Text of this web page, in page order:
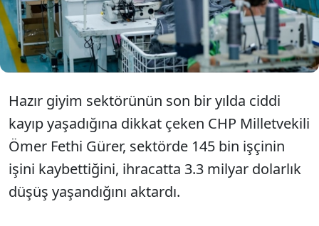
oldu.
Hazır giyim sektörünün son bir yılda ciddi
kayıp yaşadığına dikkat çeken CHP Milletvekili
Ömer Fethi Gürer, sektörde 145 bin işçinin
işini kaybettiğini, ihracatta 3.3 milyar dolarlık
düşüş yaşandığını aktardı.